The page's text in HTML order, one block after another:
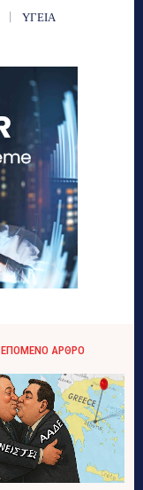
ΥΓΕΙΑ
ΕΠΌΜΕΝΟ ΆΡΘΡΟ